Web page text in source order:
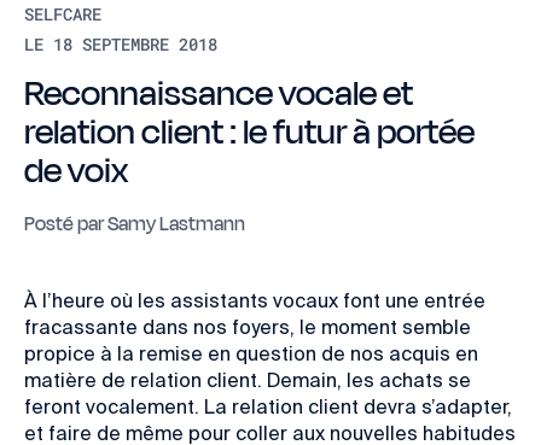
SELFCARE
LE 18 SEPTEMBRE 2018
Reconnaissance vocale et
relation client : le futur à portée
de voix
Posté parSamy Lastmann
À l’heure où les assistants vocaux font une entrée
fracassante dans nos foyers, le moment semble
propice à la remise en question de nos acquis en
matière de relation client. Demain, les achats se
feront vocalement. La relation client devra s’adapter,
et faire de même pour coller aux nouvelles habitudes